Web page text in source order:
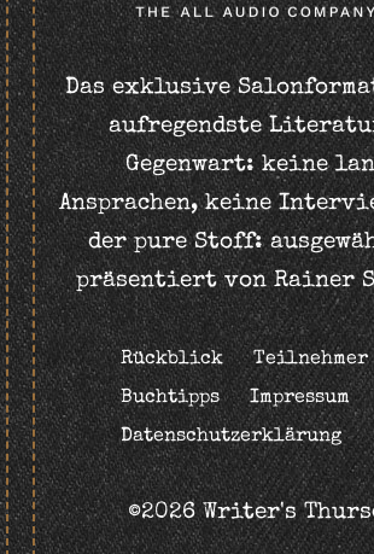
Das exklusive
aufregendste
Gegenwart: keine
Ansprachen, keine
der pure Stoff:
präsentiert von Rainer
Rückblick
Teilnehmer
Buchtipps
Impressum
Datenschutzerklärung
©2026 Writer's